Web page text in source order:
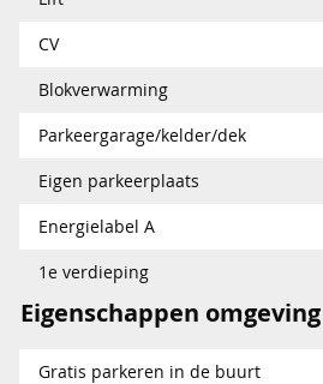
CV
Blokverwarming
Parkeergarage/kelder/dek
Eigen parkeerplaats
Energielabel A
1e verdieping
Eigenschappen omgeving
Gratis parkeren in de buurt